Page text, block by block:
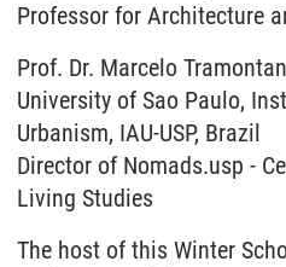
Professor for Architecture
Prof. Dr. Marcelo
University of Sao Paulo,
Urbanism, IAU-USP, Brazil
Director of Nomads.usp -
Living Studies
The host of this Winter